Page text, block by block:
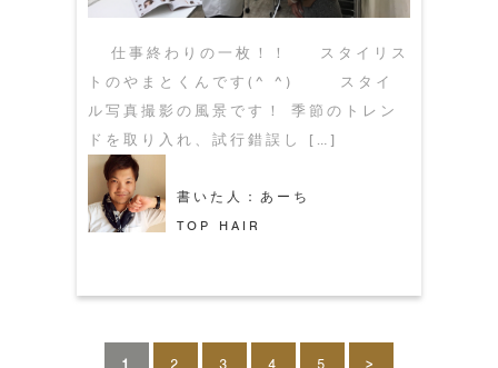
仕事終わりの一枚！！ スタイリス
トのやまとくんです(^ ^) スタイ
ル写真撮影の風景です！ 季節のトレン
ドを取り入れ、試行錯誤し […]
書いた人：あーち
TOP HAIR